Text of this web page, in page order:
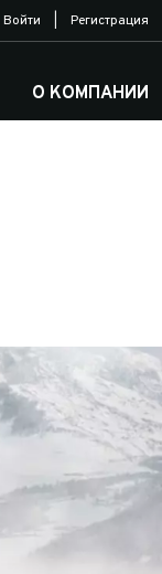
Войти Регистрация
О КОМПАНИИ